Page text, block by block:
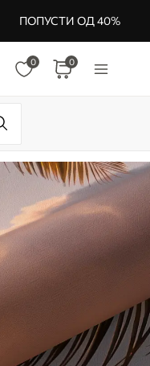
ПОПУСТИ ОД 40%
0 0